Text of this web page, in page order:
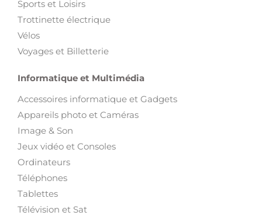
Sports et Loisirs
Trottinette électrique
Vélos
Voyages et Billetterie
Informatique et Multimédia
Accessoires informatique et Gadgets
Appareils photo et Caméras
Image & Son
Jeux vidéo et Consoles
Ordinateurs
Téléphones
Tablettes
Télévision et Sat